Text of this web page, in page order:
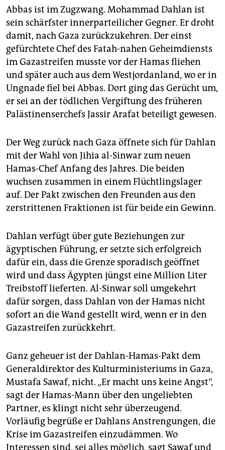
Abbas ist im Zugzwang. Mohammad Dahlan ist
sein schärfster innerparteilicher Gegner. Er droht
damit, nach Gaza zurückzukehren. Der einst
gefürchtete Chef des Fatah-nahen Geheimdiensts
im Gazastreifen musste vor der Hamas fliehen
und später auch aus dem Westjordanland, wo er in
Ungnade fiel bei Abbas. Dort ging das Gerücht um,
er sei an der tödlichen Vergiftung des früheren
Palästinenserchefs Jassir Arafat beteiligt gewesen.
Der Weg zurück nach Gaza öffnete sich für Dahlan
mit der Wahl von Jihia al-Sinwar zum neuen
Hamas-Chef Anfang des Jahres. Die beiden
wuchsen zusammen in einem Flüchtlingslager
auf. Der Pakt zwischen den Freunden aus den
zerstrittenen Fraktionen ist für beide ein Gewinn.
Dahlan verfügt über gute Beziehungen zur
ägyptischen Führung, er setzte sich erfolgreich
dafür ein, dass die Grenze sporadisch geöffnet
wird und dass Ägypten jüngst eine Million Liter
Treibstoff lieferten. Al-Sinwar soll umgekehrt
dafür sorgen, dass Dahlan von der Hamas nicht
sofort an die Wand gestellt wird, wenn er in den
Gazastreifen zurückkehrt.
Ganz geheuer ist der Dahlan-Hamas-Pakt dem
Generaldirektor des Kulturministeriums in Gaza,
Mustafa Sawaf, nicht. „Er macht uns keine Angst“,
sagt der Hamas-Mann über den ungeliebten
Partner, es klingt nicht sehr überzeugend.
Vorläufig begrüße er Dahlans Anstrengungen, die
Krise im Gazastreifen einzudämmen. Wo
Interessen sind, sei alles möglich, sagt Sawaf und